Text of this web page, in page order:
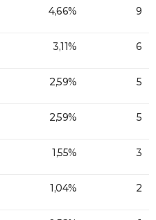
4,66% 9
3,11% 6
2,59% 5
2,59% 5
1,55% 3
1,04% 2